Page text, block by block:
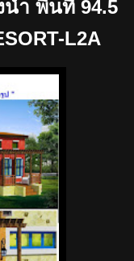
ำ พื้นที่ 94.5
L2A